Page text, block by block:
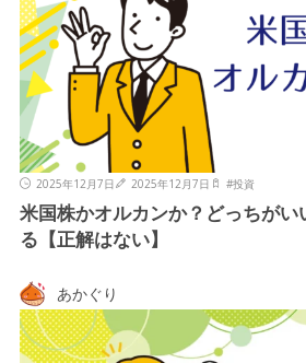
2025年12月7日 2025年12月7日 #投資
米国株かオルカンか？どっちがい
る【正解はない】
あかぐり